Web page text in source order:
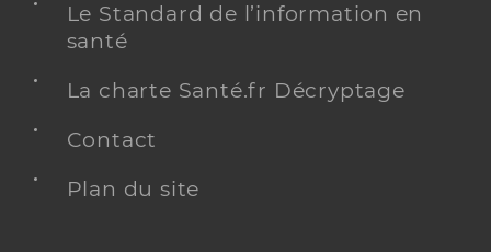
Le Standard de l’information en
santé
La charte Santé.fr Décryptage
Contact
Plan du site